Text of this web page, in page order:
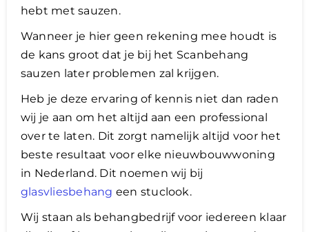
hebt met sauzen.
Wanneer je hier geen rekening mee houdt is
de kans groot dat je bij het Scanbehang
sauzen later problemen zal krijgen.
Heb je deze ervaring of kennis niet dan raden
wij je aan om het altijd aan een professional
over te laten. Dit zorgt namelijk altijd voor het
beste resultaat voor elke nieuwbouwwoning
in Nederland. Dit noemen wij bij
glasvliesbehang een stuclook.
​Wij staan als behangbedrijf voor iedereen klaar